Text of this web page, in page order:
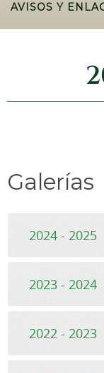
AVISOS Y
Galerías
2024 - 2025
2023 - 2024
2022 - 2023